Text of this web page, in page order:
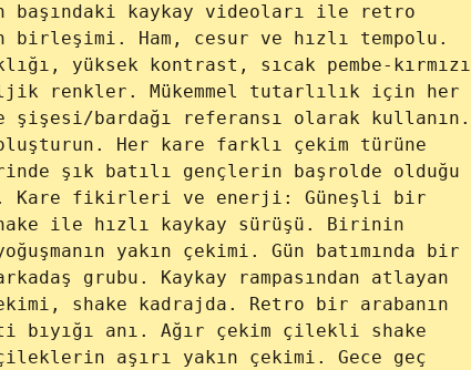
kaykay videoları ile retro
birleşimi. Ham, cesur ve hızlı tempolu.
yüksek kontrast, sıcak pembe-kırmızı
renkler. Mükemmel tutarlılık için her
bardağı referansı olarak kullanın.
Her kare farklı çekim türüne
şık batılı gençlerin başrolde olduğu
Kare fikirleri ve enerji: Güneşli bir
ile hızlı kaykay sürüşü. Birinin
yakın çekimi. Gün batımında bir
grubu. Kaykay rampasından atlayan
shake kadrajda. Retro bir arabanın
bıyığı anı. Ağır çekim çilekli shake
aşırı yakın çekimi. Gece geç